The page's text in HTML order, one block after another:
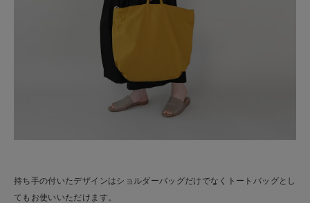
持ち手の付いたデザインはショルダーバッグだけでなくトートバッグとし
てもお使いいただけます。